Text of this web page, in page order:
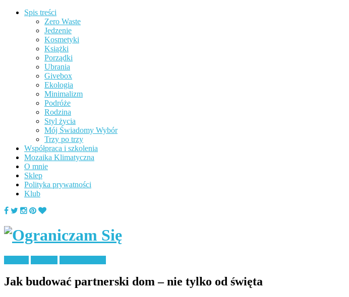
Spis treści
Zero Waste
Jedzenie
Kosmetyki
Książki
Porządki
Ubrania
Givebox
Ekologia
Minimalizm
Podróże
Rodzina
Styl życia
Mój Świadomy Wybór
Trzy po trzy
Współpraca i szkolenia
Mozaika Klimatyczna
O mnie
Sklep
Polityka prywatności
Klub
Jak budować partnerski dom – nie tylko od święta